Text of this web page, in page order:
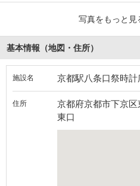
写真をもっと見
基本情報（地図・住所）
施設名 京都駅八条口祭時計
住所
京都府京都市下京
東口